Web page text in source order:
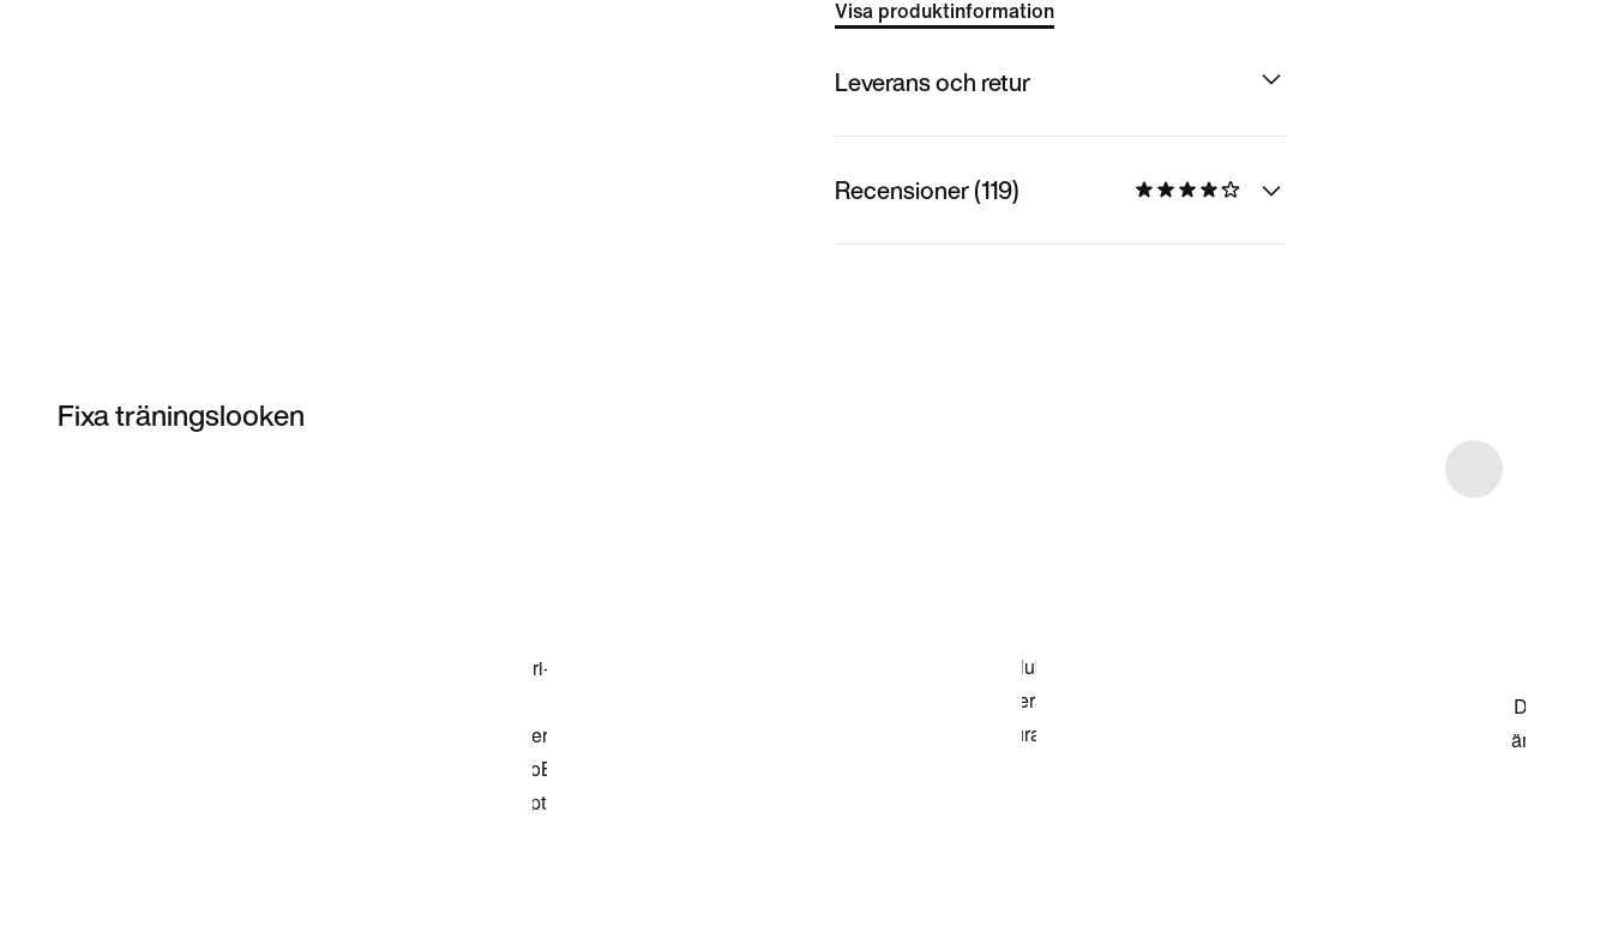
Visa produktinformation
Leverans och retur
Recensioner (119)
Fixa träningslooken